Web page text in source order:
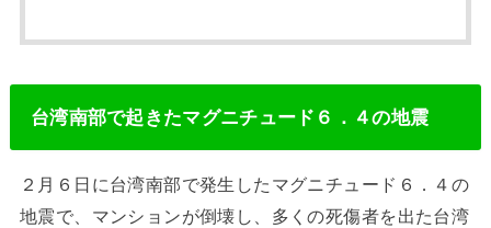
台湾南部で起きたマグニチュード６．４の地震
２月６日に台湾南部で発生したマグニチュード６．４の
地震で、マンションが倒壊し、多くの死傷者を出た台湾